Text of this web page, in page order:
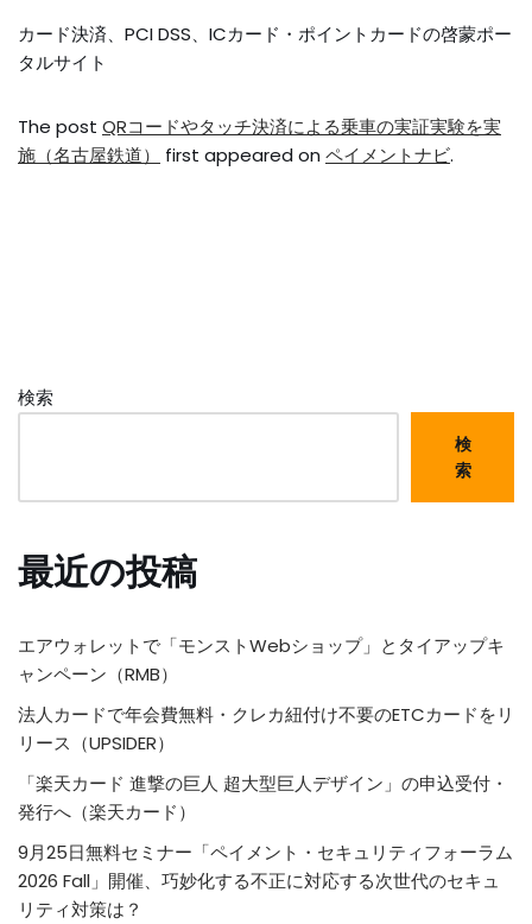
カード決済、PCI DSS、ICカード・ポイントカードの啓蒙ポー
タルサイト
The post QRコードやタッチ決済による乗車の実証実験を実
施（名古屋鉄道）
first appeared on ペイメントナビ.
検索
検
索
最近の投稿
エアウォレットで「モンストWebショップ」とタイアップキ
ャンペーン（RMB）
法人カードで年会費無料・クレカ紐付け不要のETCカードをリ
リース（UPSIDER）
「楽天カード 進撃の巨人 超大型巨人デザイン」の申込受付・
発行へ（楽天カード）
9月25日無料セミナー「ペイメント・セキュリティフォーラム
2026 Fall」開催、巧妙化する不正に対応する次世代のセキュ
リティ対策は？